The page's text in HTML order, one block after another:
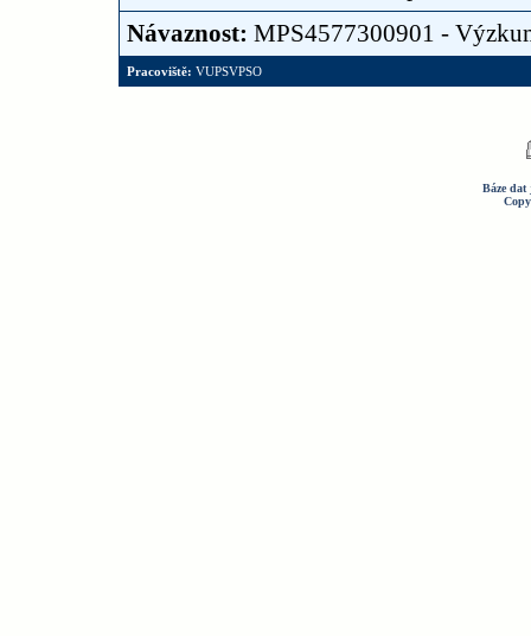
Návaznost: MPS4577300901 -
Pracoviště: VUPSVPSO
Báze dat